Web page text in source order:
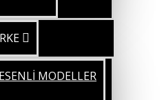
MODELLER